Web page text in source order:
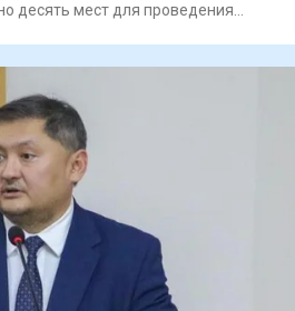
десять мест для проведения